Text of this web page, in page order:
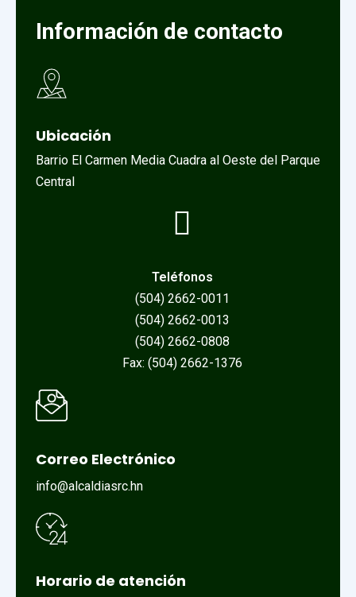
Información de contacto
Ubicación
Barrio El Carmen Media Cuadra al Oeste del Parque
Central
Teléfonos
(504) 2662-0011
(504) 2662-0013
(504) 2662-0808
Fax: (504) 2662-1376
Correo Electrónico
info@alcaldiasrc.hn
Horario de atención